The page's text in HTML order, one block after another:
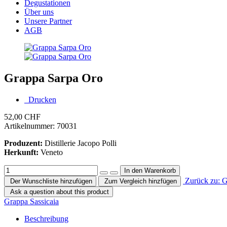
Degustationen
Über uns
Unsere Partner
AGB
Grappa Sarpa Oro
Drucken
52,00 CHF
Artikelnummer: 70031
Produzent: Distillerie Jacopo Polli
Herkunft: Veneto
Der Wunschliste hinzufügen Zum Vergleich hinzfügen Zurück zu:
Ask a question about this product
Grappa Sassicaia
Beschreibung